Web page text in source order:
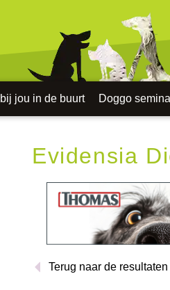
jou in de buurt Doggo
Evidensia
Terug naar de resultaten